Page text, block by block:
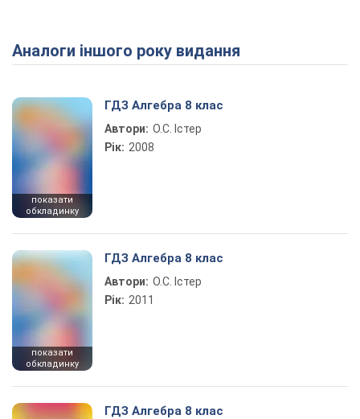
Аналоги іншого року видання
показати
обкладинку
ГДЗ Алгебра 8 клас
Автори: О.С. Істер
Рік: 2008
показати
обкладинку
ГДЗ Алгебра 8 клас
Автори: О.С. Істер
Рік: 2011
ГДЗ Алгебра 8 клас